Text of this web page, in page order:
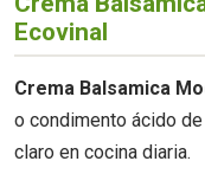
Ecovinal
Crema Balsamica
o condimento ácido
claro en cocina diaria.